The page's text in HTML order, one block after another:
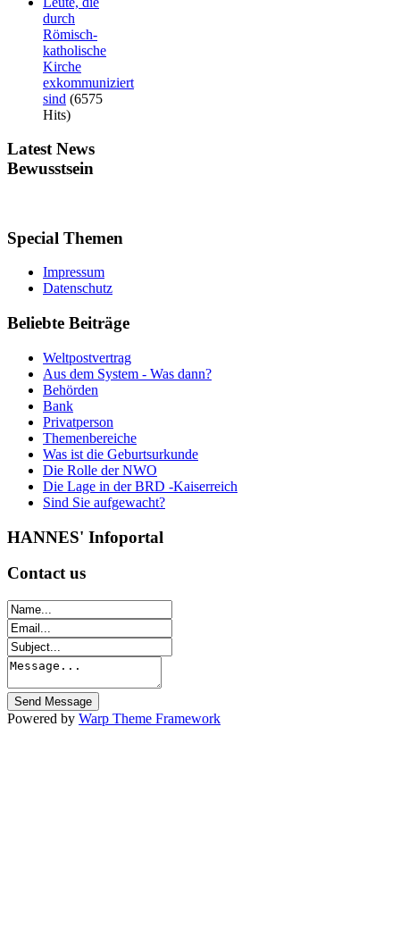
durch
Römisch-
katholische
Kirche
exkommuniziert
sind (6575
Hits)
LatestNews
Bewusstsein
Special Themen
Impressum
Datenschutz
Beliebte Beiträge
Weltpostvertrag
Aus dem System - Was dann?
Behörden
Bank
Privatperson
Themenbereiche
Was ist die Geburtsurkunde
Die Rolle der NWO
Die Lage in der BRD -Kaiserreich
Sind Sie aufgewacht?
HANNES' Infoportal
Contactus
Powered by Warp Theme Framework